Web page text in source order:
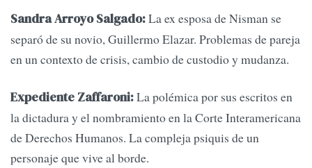
Sandra Arroyo Salgado:La ex esposa de Nisman se
separó de su novio, Guillermo Elazar. Problemas de pareja
en un contexto de crisis, cambio de custodio y mudanza.
Expediente Zaffaroni:La polémica por sus escritos en
la dictadura y el nombramiento en la Corte Interamericana
de Derechos Humanos. La compleja psiquis de un
personaje que vive al borde.